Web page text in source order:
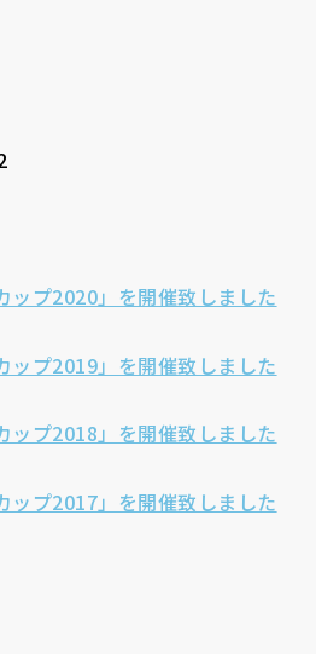
ップ2020」を開催致しました
ップ2019」を開催致しました
ップ2018」を開催致しました
ップ2017」を開催致しました